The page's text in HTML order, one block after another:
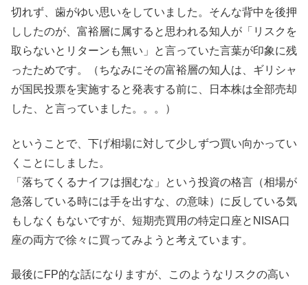
切れず、歯がゆい思いをしていました。そんな背中を後押
ししたのが、富裕層に属すると思われる知人が「リスクを
取らないとリターンも無い」と言っていた言葉が印象に残
ったためです。（ちなみにその富裕層の知人は、ギリシャ
が国民投票を実施すると発表する前に、日本株は全部売却
した、と言っていました。。。）
ということで、下げ相場に対して少しずつ買い向かってい
くことにしました。
「落ちてくるナイフは掴むな」という投資の格言（相場が
急落している時には手を出すな、の意味）に反している気
もしなくもないですが、短期売買用の特定口座とNISA口
座の両方で徐々に買ってみようと考えています。
最後にFP的な話になりますが、このようなリスクの高い